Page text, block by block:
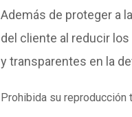
Además de proteger a
del cliente al reducir
y transparentes en la
Prohibida su reproducción